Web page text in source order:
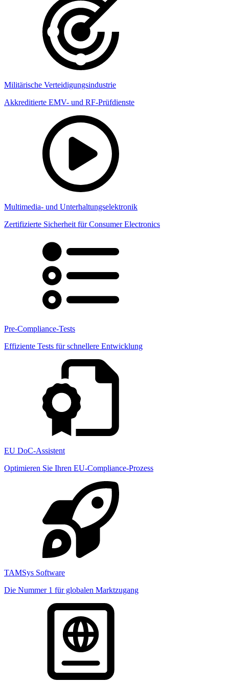
Militärische Verteidigungsindustrie
Akkreditierte EMV- und RF-Prüfdienste
Multimedia- und Unterhaltungselektronik
Zertifizierte Sicherheit für Consumer Electronics
Pre-Compliance-Tests
Effiziente Tests für schnellere Entwicklung
EU DoC-Assistent
Optimieren Sie Ihren EU-Compliance-Prozess
TAMSys Software
Die Nummer 1 für globalen Marktzugang